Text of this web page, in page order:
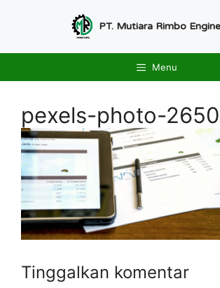
PT. Mutiara Rimbo
Menu
pexels-photo-
Tinggalkan komentar